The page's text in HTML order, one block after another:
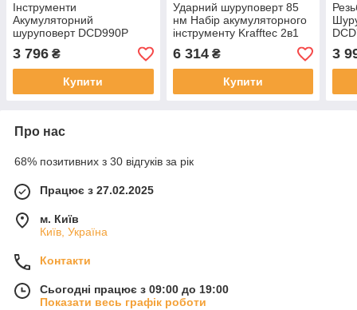
Інструменти
Акумуляторний
шуруповерт DCD990P
(48V, 6 AH)
Акумуляторний дриль-
шуруповерт без кейсу
Акумуляторний дриль-
шуруповерт
3 796 ₴
Купити
Ударний шуруповерт 85
нм Набір акумуляторного
інструменту Krafftec 2в1
гайковерт 600 Нм та
ударний шуруповерт 85
Нм з АКБ 48 В 6
6 314₴
Купити
3
Про нас
68% позитивних з 30 відгуків за рік
Працює з 27.02.2025
м. Київ
Київ, Україна
Контакти
Сьогодні працює з 09:00 до 19:00
Показати весь графік роботи